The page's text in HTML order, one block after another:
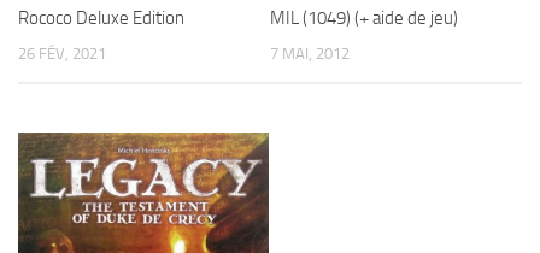
Rococo Deluxe Edition
26 FÉV, 2021
MIL (1049) (+ aide de jeu)
7 MAI, 2012